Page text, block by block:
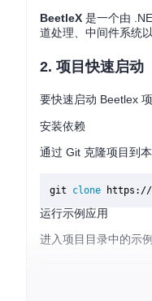
BeetleX 是一个由
道处理、中间件系统
2. 项目快速启动
要快速启动 Beetlex
安装依赖
通过 Git 克隆项目到
git clone
运行示例应用
进入项目目录中的示